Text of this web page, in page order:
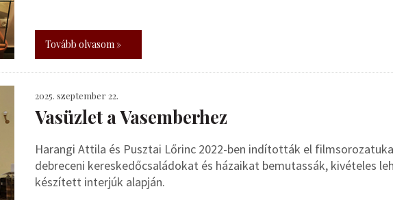
Tovább olvasom »
2025. szeptember 22.
Vasüzlet a Vasemberhez
Harangi Attila és Pusztai Lőrinc 2022-ben indították el
debreceni kereskedőcsaládokat és házaikat bemutassák, kivételes
készített interjúk alapján.